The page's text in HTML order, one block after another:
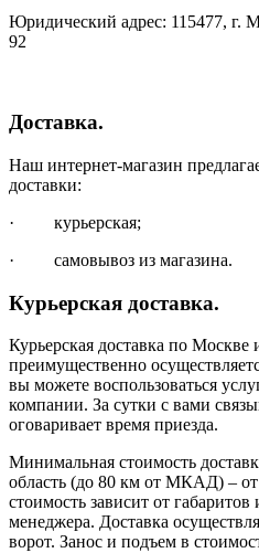
Юридический адрес: 115477, г.
92
Доставка.
Наш интернет-магазин
доставки:
· курьерская;
· самовывоз из магазина.
Курьерская доставка.
Курьерская доставка по Москве
преимущественно
вы можете воспользоваться
компании. За сутки с вами
оговаривает время приезда.
Минимальная стоимость
область (до 80 км от МКАД) – от
стоимость зависит от
менеджера. Доставка
ворот. Занос и подъем в